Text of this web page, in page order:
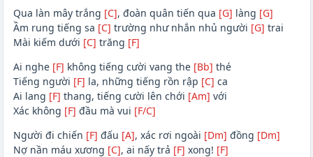
Qua làn mây trắng [C], đoàn quân tiến qua [G] làng [G]
Ầm rung tiếng sa [C] trường như nhắn nhủ người [G] trai
Mài kiếm dưới [C] trăng [F]
Ai nghe [F] không tiếng cười vang the [Bb] thé
Tiếng người [F] la, những tiếng rồn rập [C] ca
Ai lang [F] thang, tiếng cười lên chới [Am] với
Xác không [F] đầu mà vui [F/C]
Người đi chiến [F] đấu [A], xác rơi ngoài [Dm] đồng [Dm]
Nợ nần máu xương [C], ai nấy trả [F] xong! [F]